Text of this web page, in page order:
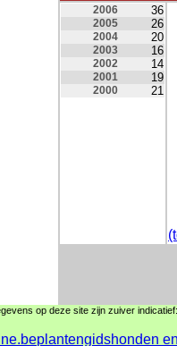
2006 36
2005 26
2004 20
2003 16
2002 14
2001 19
2000 21
op deze site zijn zuiver
plantengidshonden